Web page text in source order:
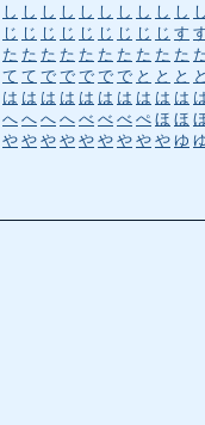
し し し し し し し し し し し
じ じ じ じ じ じ じ じ じ す
た た た た た た た た た た
て て で で で で で と と と と
は は は は は は は は は は
へ へ へ へ べ べ べ ぺ ほ ほ
や や や や や や や や や ゆ